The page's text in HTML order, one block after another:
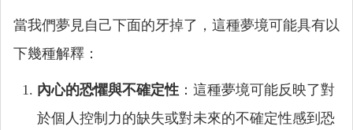
當我們夢見自己下面的牙掉了，這種夢境可能具有以
下幾種解釋：
內心的恐懼與不確定性 ：這種夢境可能反映了對
於個人控制力的缺失或對未來的不確定性感到恐